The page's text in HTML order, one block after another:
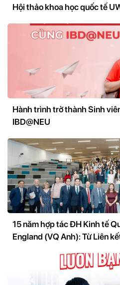
Hội thảo khoa học quốc tế
Hành trình trở thành Sinh
IBD@NEU
15 năm hợp tác ĐH Kinh tế
England (VQ Anh): Từ Liên